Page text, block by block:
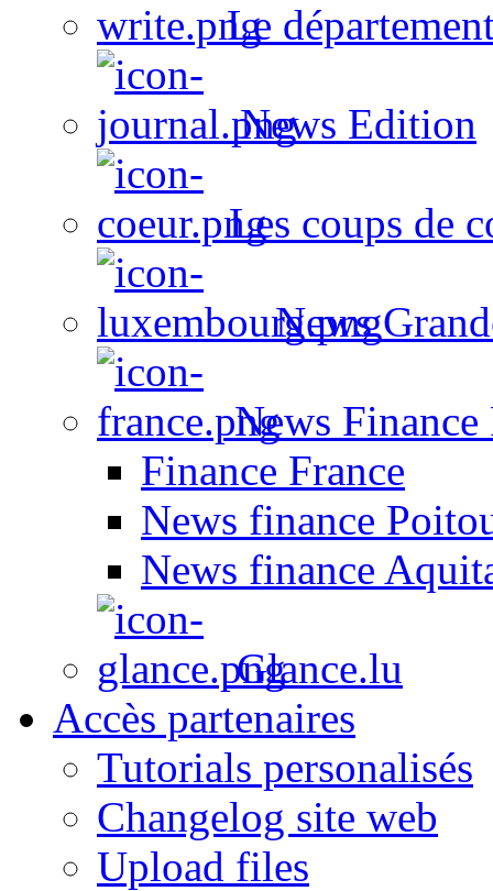
Le
News Edition
Les coups de
News
News Finance
Finance France
News finance
News finance
Glance.lu
Accès partenaires
Tutorials personalisés
Changelog site web
Upload files